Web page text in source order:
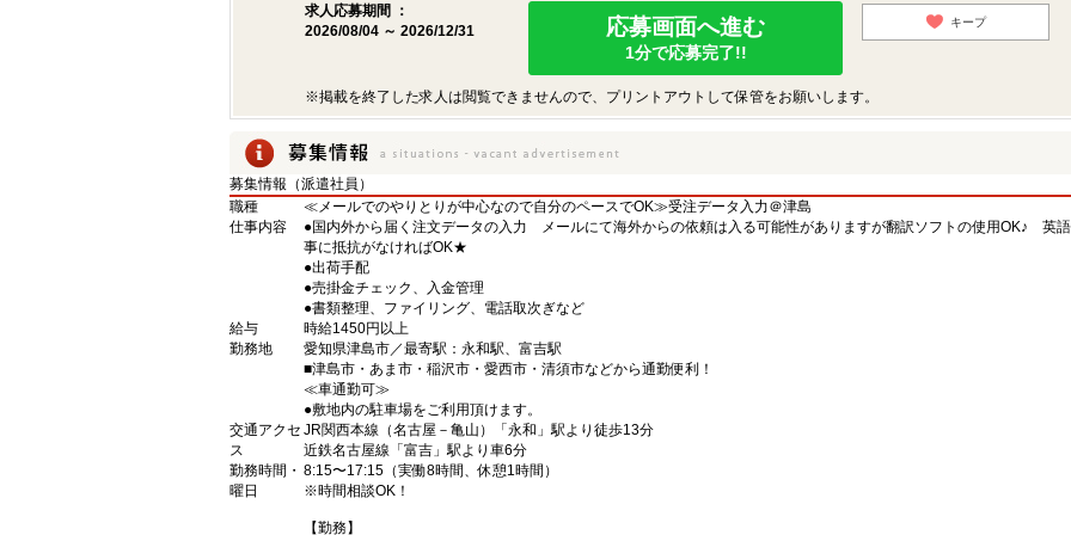
求人応募期間 ：
2026/08/04 ～ 2026/12/31
応募画面へ進む
1分で応募完了!!
キープ
※掲載を終了した求人は閲覧できませんので、プリントアウトして保管をお願いします。
募集情報（派遣社員）
職種
≪メールでのやりとりが中心なので自分のペースでOK≫受注データ入力＠津島
仕事内容
●国内外から届く注文データの入力 メールにて海外からの依頼は入る可能性がありますが翻訳ソフトの使用OK♪ 英
事に抵抗がなければOK★
●出荷手配
●売掛金チェック、入金管理
●書類整理、ファイリング、電話取次ぎなど
給与
時給1450円以上
勤務地
愛知県津島市／最寄駅：永和駅、富吉駅
■津島市・あま市・稲沢市・愛西市・清須市などから通勤便利！
≪車通勤可≫
●敷地内の駐車場をご利用頂けます。
交通アクセ
ス
JR関西本線（名古屋－亀山）「永和」駅より徒歩13分
近鉄名古屋線「富吉」駅より車6分
勤務時間・
曜日
8:15〜17:15（実働8時間、休憩1時間）
※時間相談OK！
【勤務】